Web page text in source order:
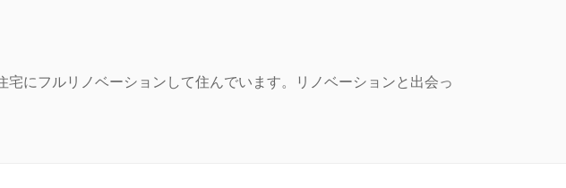
にフルリノベーションして住んでいます。リノベーションと出会っ